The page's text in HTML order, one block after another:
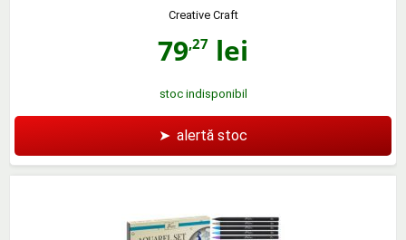
Creative Craft
79,27 lei
stoc indisponibil
➤ alertă stoc